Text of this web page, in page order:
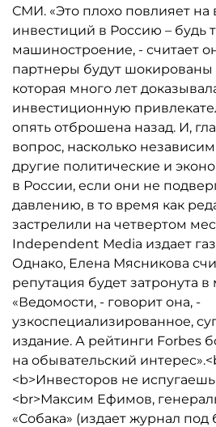
СМИ. «Это плохо повлияет на
инвестиций в Россию – будь
машиностроение, - считает
партнеры будут шокированы
которая много лет
инвестиционную
опять отброшена назад. И,
вопрос, насколько
другие политические и
в России, если они не
давлению, в то время как
застрелили на четвертом
Independent Media издает
Однако, Елена Мясникова
репутация будет затронута
«Ведомости, - говорит она, -
узкоспециализированное,
издание. А рейтинги Forbes
на обывательский
<b>Инвесторов не
<br>Максим Ефимов,
«Собака» (издает журнал